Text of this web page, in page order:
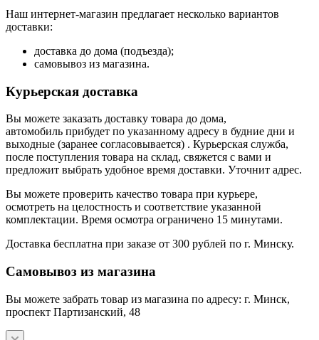
Наш интернет-магазин предлагает несколько вариантов
доставки:
доставка до дома (подъезда);
самовывоз из магазина.
Курьерская доставка
Вы можете заказать доставку товара до дома,
автомобиль прибудет по указанному адресу в будние дни и
выходные (заранее согласовывается) . Курьерская служба,
после поступления товара на склад, свяжется с вами и
предложит выбрать удобное время доставки. Уточнит адрес.
Вы можете проверить качество товара при курьере,
осмотреть на целостность и соответствие указанной
комплектации. Время осмотра ограничено 15 минутами.
Доставка бесплатна при заказе от 300 рублей по г. Минску.
Самовывоз из магазина
Вы можете забрать товар из магазина по адресу: г. Минск,
проспект Партизанский, 48